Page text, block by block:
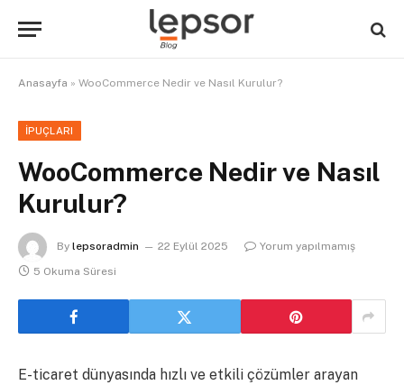
Anasayfa » WooCommerce Nedir ve Nasıl Kurulur?
İPUÇLARI
WooCommerce Nedir ve Nasıl
Kurulur?
By lepsoradmin 22 Eylül 2025
Yorum yapılmamış
5 Okuma Süresi
E-ticaret dünyasında hızlı ve etkili çözümler arayan